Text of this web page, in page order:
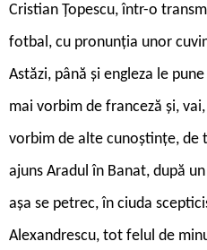
Cristian Țopescu, într-o
fotbal, cu pronunția unor
Astăzi, până și engleza le
mai vorbim de franceză și,
vorbim de alte cunoștințe, de
ajuns Aradul în Banat, după
așa se petrec, în ciuda
Alexandrescu, tot felul de